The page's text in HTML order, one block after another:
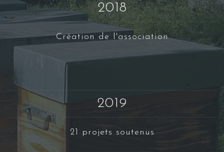
2018
Création de l'association
2019
21 projets soutenus